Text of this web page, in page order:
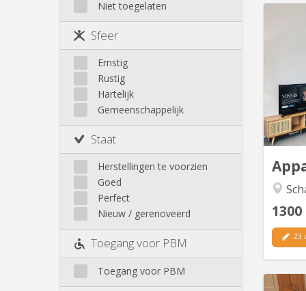
Sint-Lambrechts-Woluwe
Sint-Pieters-Woluwe
Ganshoren
Haren
Jette
Koekelberg
Laken
Molenbeek
Neder-Over-Heembeek
Omgeving
Schaarbeek
Sint-Gillis
Sint-Joost
Ukkel
Niet toegelaten
Sfeer
Ernstig
Rustig
Hartelijk
Gemeenschappelijk
Staat
Herstellingen te voorzien
Goed
Perfect
Nieuw / gerenoveerd
Toegang voor PBM
Toegang voor PBM
1300
23
Bel
et